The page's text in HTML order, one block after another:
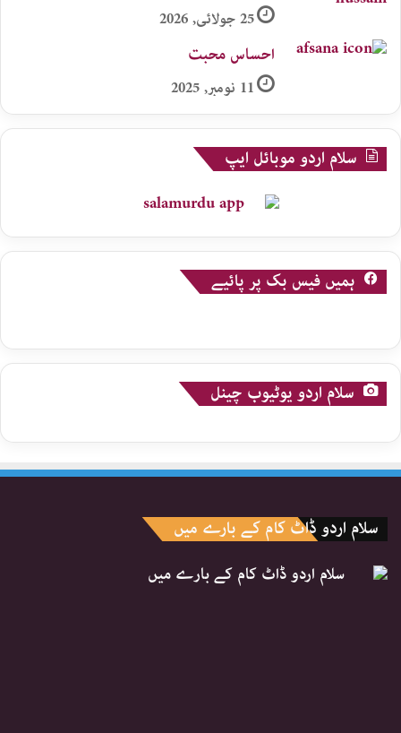
25 جولائی, 2026
احساس محبت
11 نومبر, 2025
سلام اردو موبائل ایپ
ہمیں فیس بک پر پائیے
سلام اردو یوٹیوب چینل
سلام اردو ڈاٹ کام کے بارے میں